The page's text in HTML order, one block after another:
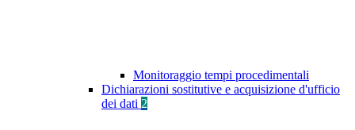
Monitoraggio tempi procedimentali
Dichiarazioni sostitutive e acquisizione d'ufficio
dei dati 2